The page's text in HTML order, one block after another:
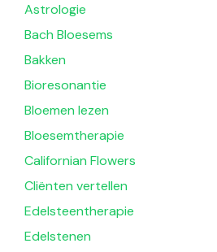
Astrologie
Bach Bloesems
Bakken
Bioresonantie
Bloemen lezen
Bloesemtherapie
Californian Flowers
Cliënten vertellen
Edelsteentherapie
Edelstenen